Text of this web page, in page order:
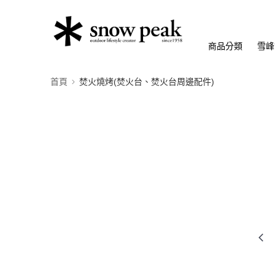
商品分類 雪
首頁 焚火燒烤(焚火台、焚火台周邊配件)